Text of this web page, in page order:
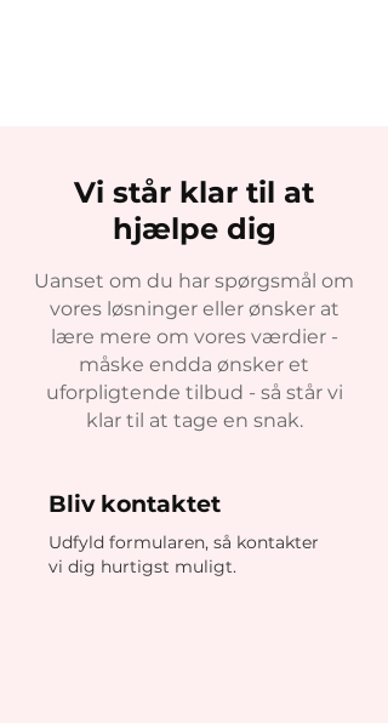
Vi står klar til at
hjælpe dig
Uanset om du har spørgsmål om
vores løsninger eller ønsker at
lære mere om vores værdier -
måske endda ønsker et
uforpligtende tilbud - så står vi
klar til at tage en snak.
Bliv kontaktet
Udfyld formularen, så kontakter
vi dig hurtigst muligt.